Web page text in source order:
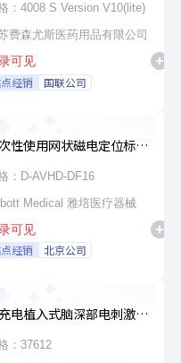
：4008 S Version V10(lite)
费森尤斯医药用品有限公司
可见
经销 国联公司
性使用网状磁电定位标测
：D-AVHD-DF16
Medical 雅培医疗器械
可见
经销 北京公司
电植入式脑深部电刺激脉
生器套件
：37612